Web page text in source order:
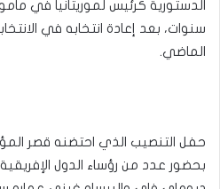
الدستورية كرئيس لموريتانيا في
سنوات، بعد إعادة انتخابه في
الماضي.
حفل التنصيب الذي احتضنه قصر
بحضور عدد من رؤساء الدول